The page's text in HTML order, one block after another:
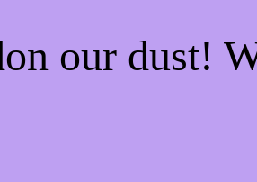
our dust!